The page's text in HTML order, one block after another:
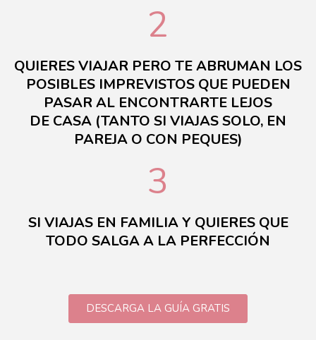
2
QUIERES VIAJAR PERO TE ABRUMAN LOS
POSIBLES IMPREVISTOS QUE PUEDEN
PASAR AL ENCONTRARTE LEJOS
DE CASA (TANTO SI VIAJAS SOLO, EN
PAREJA O CON PEQUES)
3
SI VIAJAS EN FAMILIA Y QUIERES QUE
TODO SALGA A LA PERFECCIÓN
DESCARGA LA GUÍA GRATIS